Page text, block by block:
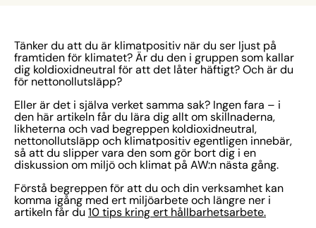
Tänker du att du är klimatpositiv när du ser ljust på
framtiden för klimatet? Är du den i gruppen som kallar
dig koldioxidneutral för att det låter häftigt? Och är du
för nettonollutsläpp?
Eller är det i själva verket samma sak? Ingen fara – i
den här artikeln får du lära dig allt om skillnaderna,
likheterna och vad begreppen koldioxidneutral,
nettonollutsläpp och klimatpositiv egentligen innebär,
så att du slipper vara den som gör bort dig i en
diskussion om miljö och klimat på AW:n nästa gång.
Förstå begreppen för att du och din verksamhet kan
komma igång med ert miljöarbete och längre ner i
artikeln får du 10 tips kring ert hållbarhetsarbete.